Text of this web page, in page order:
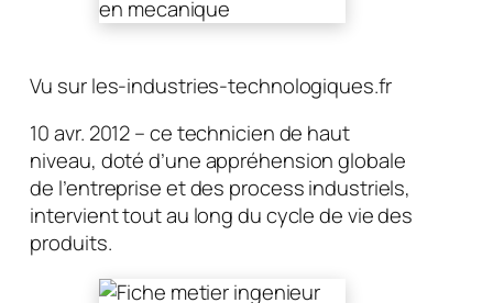
Vu sur les-industries-technologiques.fr
10 avr. 2012 – ce technicien de haut
niveau, doté d’une appréhension globale
de l’entreprise et des process industriels,
intervient tout au long du cycle de vie des
produits.